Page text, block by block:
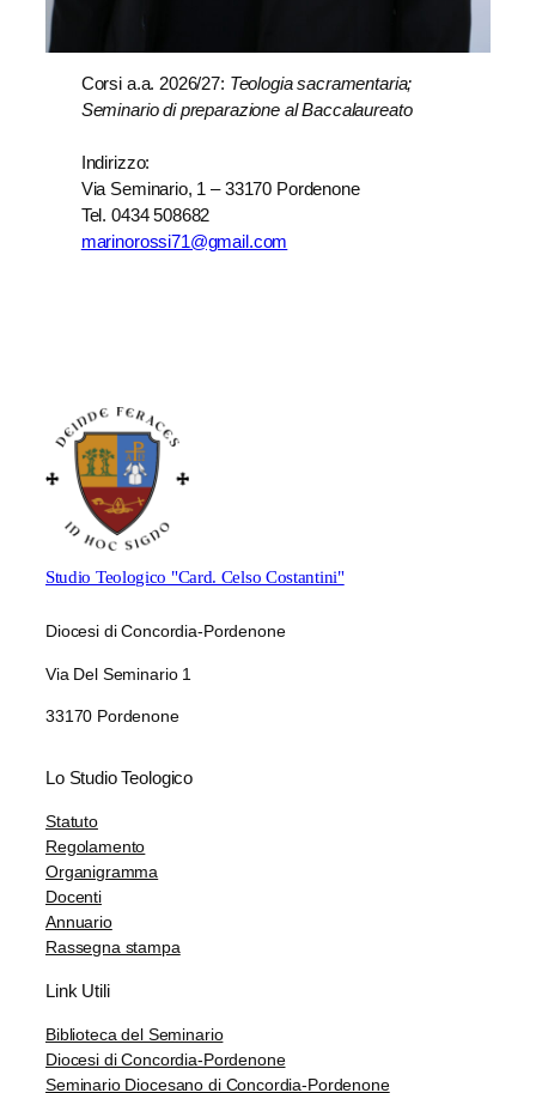
Corsi a.a. 2026/27: Teologia sacramentaria;
Seminario di preparazione al Baccalaureato
Indirizzo:
Via Seminario, 1 – 33170 Pordenone
Tel. 0434 508682
marinorossi71@gmail.com
Studio Teologico "Card. Celso Costantini"
Diocesi di Concordia-Pordenone
Via Del Seminario 1
33170 Pordenone
Lo Studio Teologico
Statuto
Regolamento
Organigramma
Docenti
Annuario
Rassegna stampa
Link Utili
Biblioteca del Seminario
Diocesi di Concordia-Pordenone
Seminario Diocesano di Concordia-Pordenone